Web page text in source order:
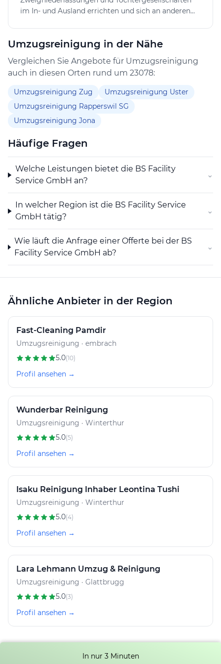
was eine lokale Nähe gewährleistet und eine
im In- und Ausland errichten und sich an anderen
ihrem Zweck in Zusammenhang stehen. Die
Grundeigentum erwerben, belasten, veräussern und
verwalten. Sie kann auch Finanzierungen für eigene
oder fremde Rechnung vornehmen sowie
Sicherheiten für Verbindlichkeiten verbundener
Gesellschaften abgeben.
Umzugsreinigung in der Nähe
Vergleichen Sie Angebote für Umzugsreinigung
auch in diesen Orten rund um 23078:
Umzugsreinigung Zug
Umzugsreinigung Uster
Umzugsreinigung Rapperswil SG
Umzugsreinigung Jona
Häufige Fragen
Welche Leistungen bietet die BS Facility
Service GmbH an?
⌄
In welcher Region ist die BS Facility Service
GmbH tätig?
⌄
Wie läuft die Anfrage einer Offerte bei der BS
Facility Service GmbH ab?
⌄
Ähnliche Anbieter in der Region
Fast-Cleaning Pamdir
Umzugsreinigung · embrach
5.0(10)
Profil ansehen →
Wunderbar Reinigung
Umzugsreinigung · Winterthur
5.0(5)
Profil ansehen →
Isaku Reinigung Inhaber Leontina Tushi
Umzugsreinigung · Winterthur
5.0(4)
Profil ansehen →
Lara Lehmann Umzug & Reinigung
Umzugsreinigung · Glattbrugg
5.0(3)
Profil ansehen →
In nur 3 Minuten